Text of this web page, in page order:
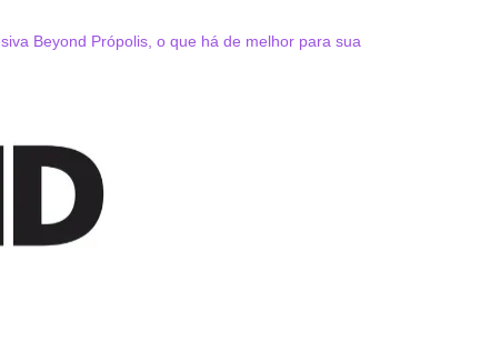
Beyond Própolis, o que há de melhor para sua